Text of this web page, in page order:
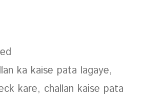
ka kaise pata lagaye,
kare, challan kaise pata